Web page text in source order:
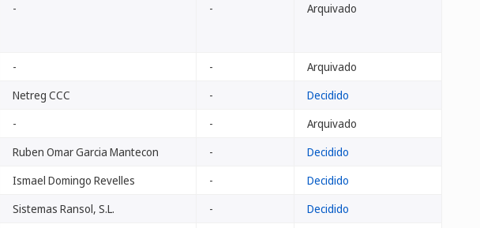
- - Arquivado
- -
Arquivado
Netreg CCC -
Decidido
- -
Arquivado
Ruben Omar Garcia Mantecon -
Decidido
Ismael Domingo Revelles -
Decidido
Sistemas Ransol, S.L. -
Decidido